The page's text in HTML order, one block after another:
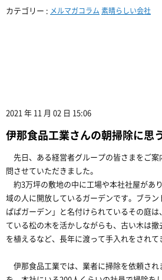
カテゴリー : メルマガコラム 素晴らしい会社
2021 年 11 月 02 日 15:06
伊那食品工業さんの朝掃除に思
先日、ある経営者グループの皆さまをご案
問させていただきました。
約3万坪の敷地の中に工場や本社社屋があ
域の人に開放しているガーデンです。ブラン
ぱぱガーデン」と名付けられているその庭は
ている松の木を活かしながらも、古い木は
を植えるなど、長年に渡って手入れをされて
伊那食品工業では、業者に掃除を依頼され